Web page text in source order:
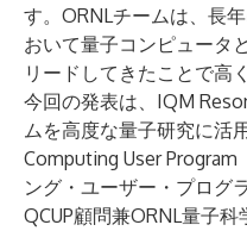
す。ORNLチームは、長
おいて量子コンピュータ
リードしてきたことで高
今回の発表は、IQM
ムを高度な量子研究に活
Computing User Program
ング・ユーザー・プログ
QCUP顧問兼ORNL量子